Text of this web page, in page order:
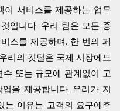
이 서비스를 제공하는 업무
입니다. 우리 팀은 모든 종
스를 제공하며, 한 번의 페
리의 깃털은 국제 시장에도
또는 규모에 관계없이 고
을 제공합니다. 우리가 지
는 이유는 고객의 요구에주